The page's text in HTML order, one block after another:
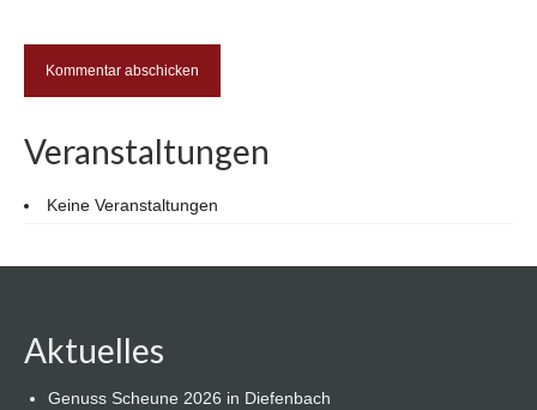
Veranstaltungen
Keine Veranstaltungen
Aktuelles
Genuss Scheune 2026 in Diefenbach